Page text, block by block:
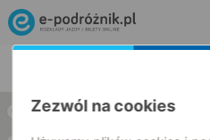
w jedną stronę w obie
Zezwól na cookies